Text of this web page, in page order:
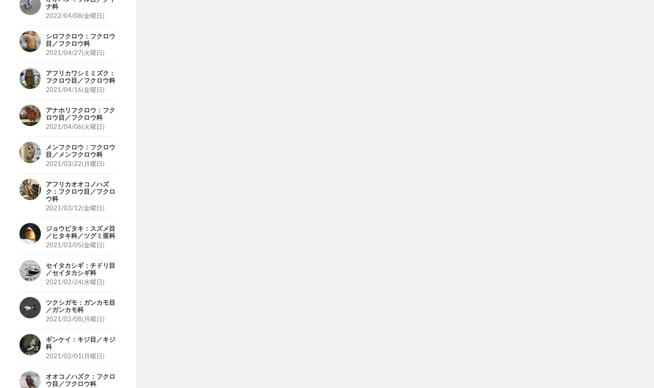
ナ科
2022/04/08(金曜日)
シロフクロウ：フクロウ
目／フクロウ科
2021/04/27(火曜日)
アフリカワシミミズク：
フクロウ目／フクロウ科
2021/04/16(金曜日)
アナホリフクロウ：フク
ロウ目／フクロウ科
2021/04/06(火曜日)
メンフクロウ：フクロウ
目／メンフクロウ科
2021/03/22(月曜日)
アフリカオオコノハズ
ク：フクロウ目／フクロ
ウ科
2021/03/12(金曜日)
ジョウビタキ：スズメ目
／ヒタキ科／ツグミ亜科
2021/03/05(金曜日)
セイタカシギ：チドリ目
／セイタカシギ科
2021/02/24(水曜日)
ツクシガモ：ガンカモ目
／ガンカモ科
2021/02/08(月曜日)
ギンケイ：キジ目／キジ
科
2021/02/01(月曜日)
オオコノハズク：フクロ
ウ目／フクロウ科